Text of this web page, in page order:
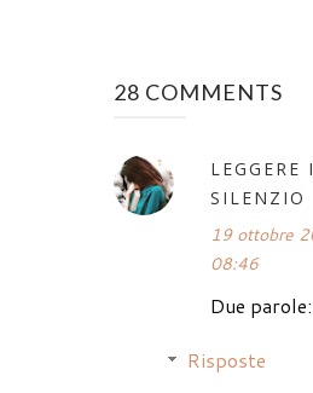
28 COMMENTS
LEGGERE
SILENZIO
19 ottobre
08:46
Due
Risposte